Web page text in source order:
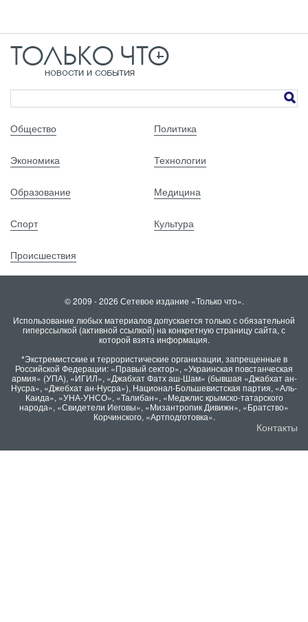
Общество Политика
Экономика Технологии
Образование Медицина
Спорт Культура
Происшествия
© 2009 - 2026 Сетевое издание «Только что».
Использование любых материалов допускается только с обязательной
гиперссылкой (активной ссылкой) на конкретную страницу сайта, с
которой взята информация.
*Экстремистские и террористические организации, запрещенные в
Российской Федерации: «Правый сектор», «Украинская повстанческая
армия» (УПА), «ИГИЛ», «Джабхат Фатх аш-Шам» (бывшая «Джабхат ан-
Нусра», «Джебхат ан-Нусра»), Национал-Большевистская партия, «Аль-
Каида», «УНА-УНСО», «Талибан», «Меджлис крымско-татарского
народа», «Свидетели Иеговы», «Мизантропик Дивижн», «Братство»
Корчинского, «Артподготовка».
Контакты